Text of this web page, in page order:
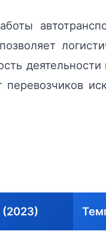
(2023)